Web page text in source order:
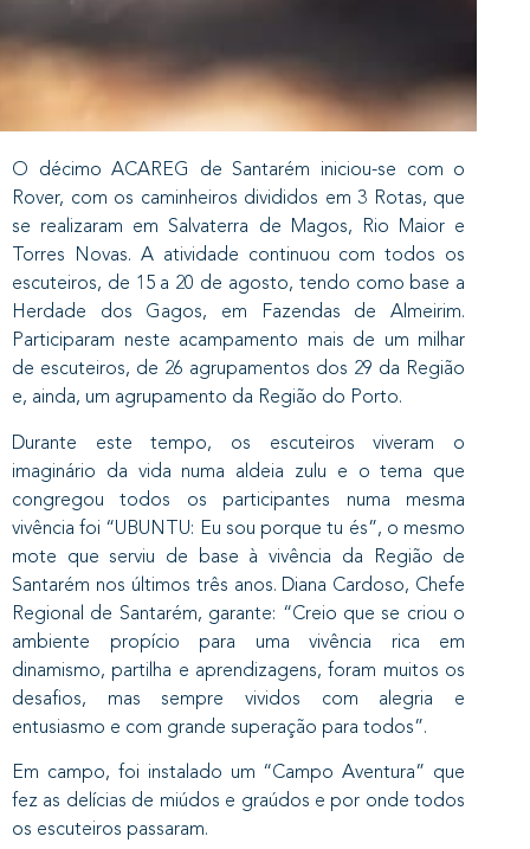
O décimo ACAREG de Santarém iniciou-se com o
Rover, com os caminheiros divididos em 3 Rotas, que
se realizaram em Salvaterra de Magos, Rio Maior e
Torres Novas. A atividade continuou com todos os
escuteiros, de 15 a 20 de agosto, tendo como base a
Herdade dos Gagos, em Fazendas de Almeirim.
Participaram neste acampamento mais de um milhar
de escuteiros, de 26 agrupamentos dos 29 da Região
e, ainda, um agrupamento da Região do Porto.
Durante este tempo, os escuteiros viveram o
imaginário da vida numa aldeia zulu e o tema que
congregou todos os participantes numa mesma
vivência foi “UBUNTU: Eu sou porque tu és”, o mesmo
mote que serviu de base à vivência da Região de
Santarém nos últimos três anos. Diana Cardoso, Chefe
Regional de Santarém, garante: “Creio que se criou o
ambiente propício para uma vivência rica em
dinamismo, partilha e aprendizagens, foram muitos os
desafios, mas sempre vividos com alegria e
entusiasmo e com grande superação para todos”.
Em campo, foi instalado um “Campo Aventura” que
fez as delícias de miúdos e graúdos e por onde todos
os escuteiros passaram.